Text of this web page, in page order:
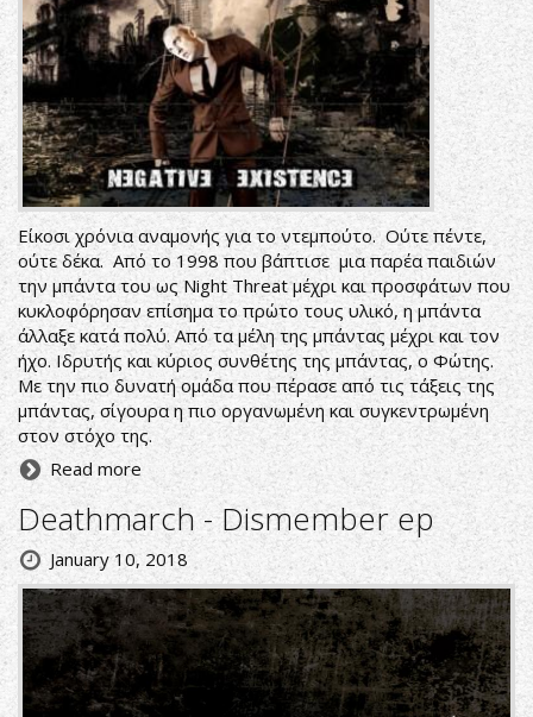
Είκοσι χρόνια αναμονής για το ντεμπούτο. Ούτε πέντε,
ούτε δέκα. Από το 1998 που βάπτισε μια παρέα παιδιών
την μπάντα του ως Night Threat μέχρι και προσφάτων που
κυκλοφόρησαν επίσημα το πρώτο τους υλικό, η μπάντα
άλλαξε κατά πολύ. Από τα μέλη της μπάντας μέχρι και τον
ήχο. Ιδρυτής και κύριος συνθέτης της μπάντας, ο Φώτης.
Με την πιο δυνατή ομάδα που πέρασε από τις τάξεις της
μπάντας, σίγουρα η πιο οργανωμένη και συγκεντρωμένη
στον στόχο της.
Read more
Deathmarch - Dismember ep
January 10, 2018